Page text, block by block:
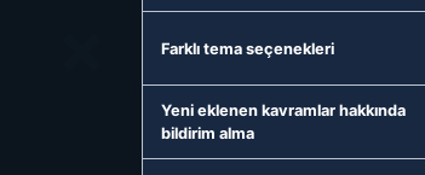
Farklı tema seçenekleri
Yeni eklenen kavramlar hakkında
bildirim alma